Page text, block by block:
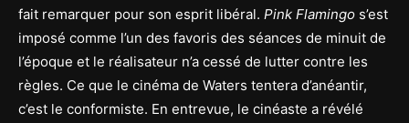
fait remarquer pour son esprit libéral. Pink Flamingo s’est
imposé comme l’un des favoris des séances de minuit de
l’époque et le réalisateur n’a cessé de lutter contre les
règles. Ce que le cinéma de Waters tentera d’anéantir,
c’est le conformiste. En entrevue, le cinéaste a révélé